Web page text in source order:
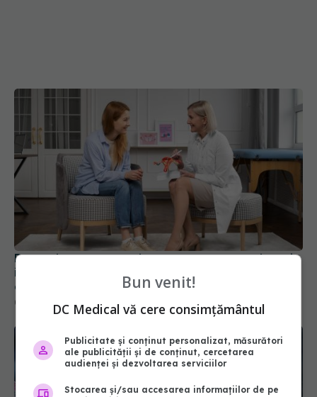
Decesele provocate de acest cancer pot deveni
istorie. Descoperirea i-a uimit până și pe
cercetători
02 iul 2026, 14:50
Bun venit!
DC Medical vă cere consimțământul
Publicitate și conținut personalizat, măsurători
ale publicității și de conținut, cercetarea
audienței și dezvoltarea serviciilor
Stocarea și/sau accesarea informațiilor de pe